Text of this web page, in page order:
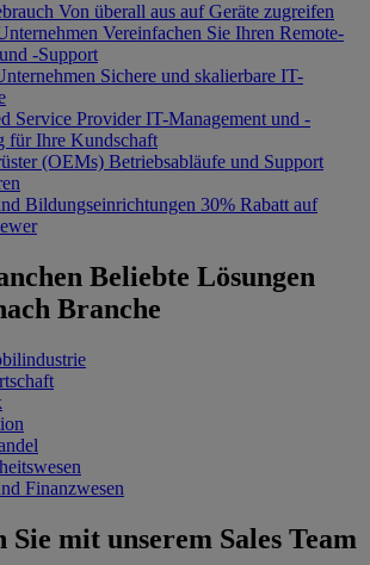
Von überall aus auf Geräte zugreifen
Vereinfachen Sie Ihren Remote-
-Support
Sichere und skalierbare IT-
Service Provider IT-Management und -
für Ihre Kundschaft
(OEMs) Betriebsabläufe und Support
Bildungseinrichtungen 30% Rabatt auf
Beliebte Lösungen
Branche
Finanzwesen
Sie mit unserem Sales Team